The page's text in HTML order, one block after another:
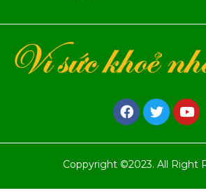
Coppyright ©2023. All Right